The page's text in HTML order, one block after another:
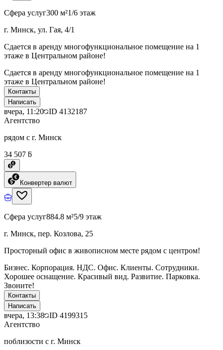
Сфера услуг300 м²1/6 этаж
г. Минск, ул. Гая, 4/1
Сдается в аренду многофункциональное помещение на 1
этаже в Центральном районе!
Сдается в аренду многофункциональное помещение на 1
этаже в Центральном районе!
Контакты
Написать
вчера, 11:20 ID 4132187
Агентство
рядом с г. Минск
34 507 ƃ
Конвертер валют
Сфера услуг884.8 м²5/9 этаж
г. Минск, пер. Козлова, 25
Просторный офис в живописном месте рядом с центром!
Бизнес. Корпорация. НДС. Офис. Клиенты. Сотрудники.
Хорошее оснащение. Красивый вид. Развитие. Парковка.
Звоните!
Контакты
Написать
вчера, 13:38 ID 4199315
Агентство
поблизости с г. Минск